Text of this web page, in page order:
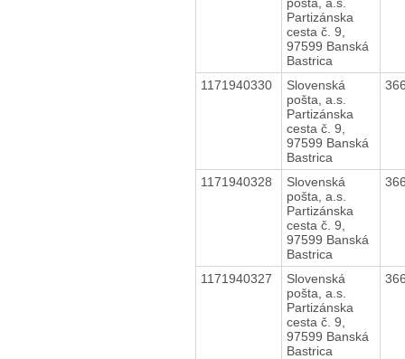
Partizánska
cesta č. 9,
97599 Banská
Bastrica
1171940330
Slovenská
pošta, a.s.
Partizánska
cesta č. 9,
97599 Banská
Bastrica
1171940328
Slovenská
pošta, a.s.
Partizánska
cesta č. 9,
97599 Banská
Bastrica
1171940327
Slovenská
pošta, a.s.
Partizánska
cesta č. 9,
97599 Banská
Bastrica